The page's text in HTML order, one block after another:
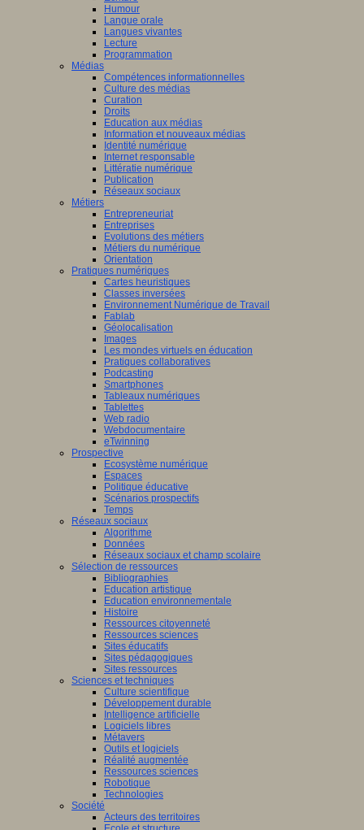
Humour
Langue orale
Langues vivantes
Lecture
Programmation
Médias
Compétences informationnelles
Culture des médias
Curation
Droits
Education aux médias
Information et nouveaux médias
Identité numérique
Internet responsable
Littératie numérique
Publication
Réseaux sociaux
Métiers
Entrepreneuriat
Entreprises
Evolutions des métiers
Métiers du numérique
Orientation
Pratiques numériques
Cartes heuristiques
Classes inversées
Environnement Numérique de Travail
Fablab
Géolocalisation
Images
Les mondes virtuels en éducation
Pratiques collaboratives
Podcasting
Smartphones
Tableaux numériques
Tablettes
Web radio
Webdocumentaire
eTwinning
Prospective
Ecosystème numérique
Espaces
Politique éducative
Scénarios prospectifs
Temps
Réseaux sociaux
Algorithme
Données
Réseaux sociaux et champ scolaire
Sélection de ressources
Bibliographies
Education artistique
Education environnementale
Histoire
Ressources citoyenneté
Ressources sciences
Sites éducatifs
Sites pédagogiques
Sites ressources
Sciences et techniques
Culture scientifique
Développement durable
Intelligence artificielle
Logiciels libres
Métavers
Outils et logiciels
Réalité augmentée
Ressources sciences
Robotique
Technologies
Société
Acteurs des territoires